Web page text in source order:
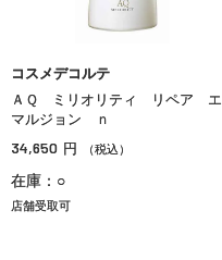
コスメデコルテ
ＡＱ ミリオリティ リペア エ
マルジョン ｎ
34,650 円 （税込）
在庫：○
店舗受取可